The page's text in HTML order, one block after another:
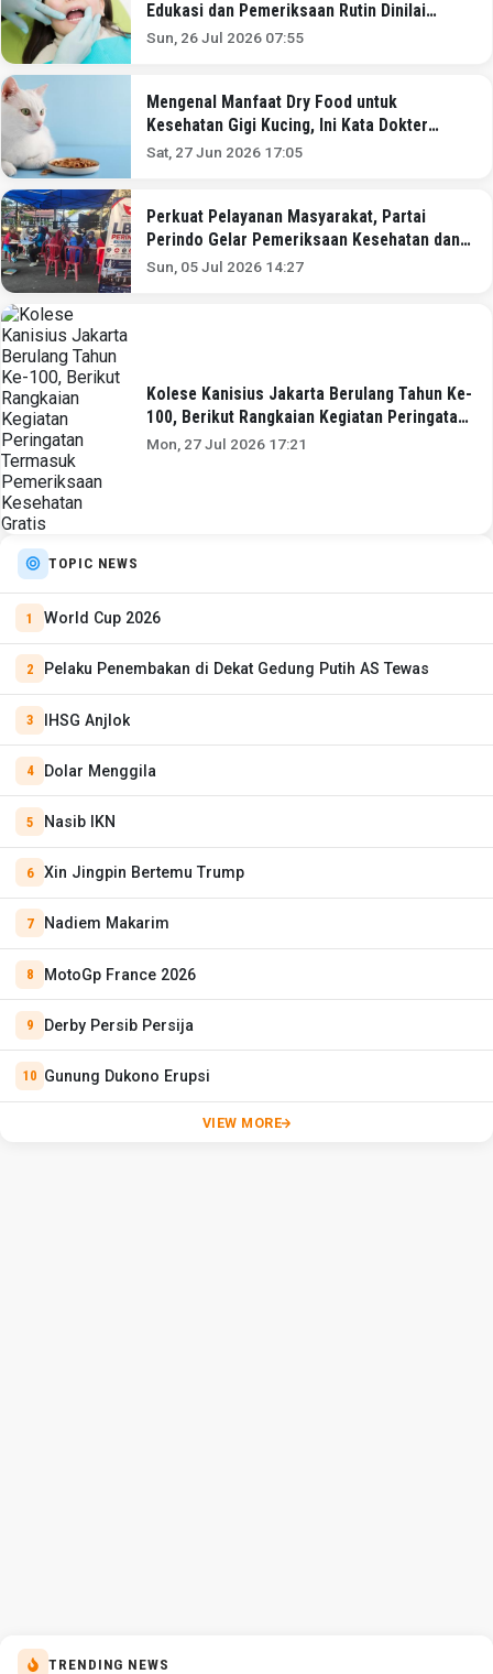
Edukasi dan Pemeriksaan Rutin Dinilai
Penting
Sun, 26 Jul 2026 07:55
Mengenal Manfaat Dry Food untuk
Kesehatan Gigi Kucing, Ini Kata Dokter
Hewan
Sat, 27 Jun 2026 17:05
Perkuat Pelayanan Masyarakat, Partai
Perindo Gelar Pemeriksaan Kesehatan dan
LBH Gratis di Pati
Sun, 05 Jul 2026 14:27
Kolese Kanisius Jakarta Berulang Tahun Ke-
100, Berikut Rangkaian Kegiatan Peringatan
Termasuk Pemeriksaan Kesehatan Gratis
Mon, 27 Jul 2026 17:21
TOPIC NEWS
World Cup 2026
Pelaku Penembakan di Dekat Gedung Putih AS Tewas
IHSG Anjlok
Dolar Menggila
Nasib IKN
Xin Jingpin Bertemu Trump
Nadiem Makarim
MotoGp France 2026
Derby Persib Persija
Gunung Dukono Erupsi
VIEW MORE
TRENDING NEWS